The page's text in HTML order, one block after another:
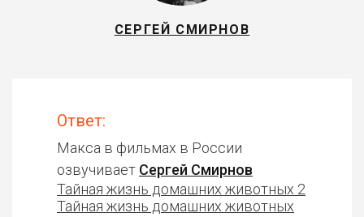
СЕРГЕЙ СМИРНОВ
Ответ:
Макса в фильмах в России
озвучивает Сергей Смирнов
Тайная жизнь домашних животных 2
Тайная жизнь домашних животных